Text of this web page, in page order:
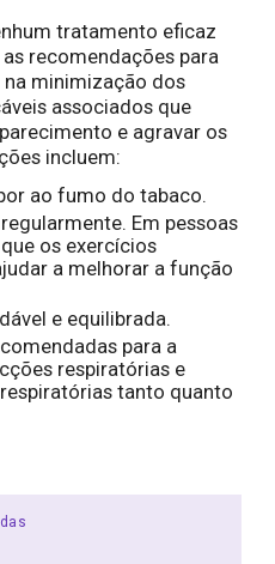
tratamento eficaz
as recomendações para
na minimização dos
associados que
e agravar os
incluem:
ao fumo do tabaco.
Em pessoas
os exercícios
a melhorar a função
e equilibrada.
para a
respiratórias e
tanto quanto